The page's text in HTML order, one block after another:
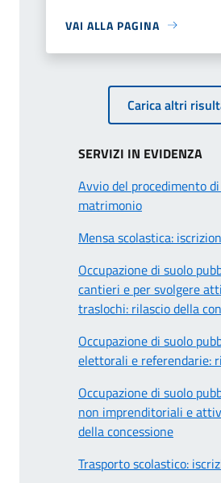
VAI ALLA PAGINA
Carica altri
SERVIZI IN EVIDENZA
Avvio del procedimento
matrimonio
Mensa scolastica:
Occupazione di suolo
cantieri e per svolgere
traslochi: rilascio della
Occupazione di suolo
elettorali e referendarie:
Occupazione di suolo
non imprenditoriali e
della concessione
Trasporto scolastico: